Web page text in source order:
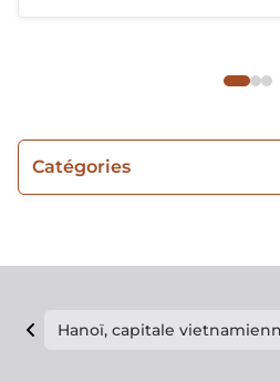
Catégories
Hanoï, capitale